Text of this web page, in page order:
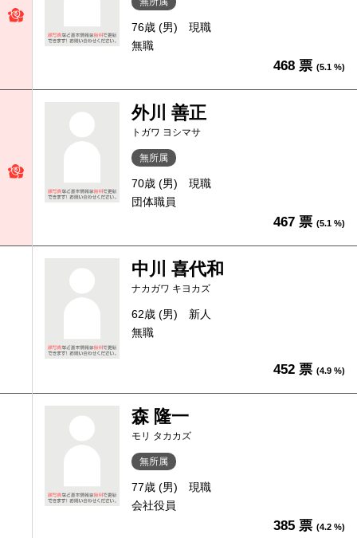
76歳 (男)
現職
無職
468 票 (5.1 %)
外川 善正
トガワ ヨシマサ
無所属
70歳 (男)
現職
団体職員
467 票 (5.1 %)
中川 喜代和
ナカガワ キヨカズ
62歳 (男)
新人
無職
452 票 (4.9 %)
森 隆一
モリ タカカズ
無所属
77歳 (男)
現職
会社役員
385 票 (4.2 %)